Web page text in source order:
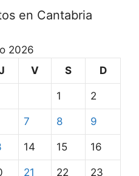
en Cantabria
2026
V S D
1 2
7 8 9
14 15 16
21 22 23